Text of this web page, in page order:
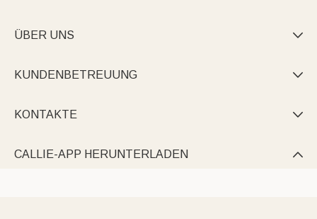
ÜBER UNS 
KUNDENBETREUUNG 
KONTAKTE 
CALLIE-APP HERUNTERLADEN 